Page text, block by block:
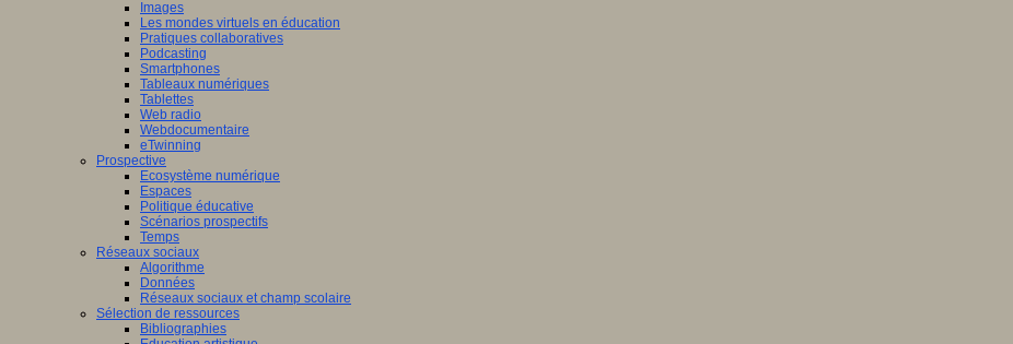
Images
Les mondes virtuels en éducation
Pratiques collaboratives
Podcasting
Smartphones
Tableaux numériques
Tablettes
Web radio
Webdocumentaire
eTwinning
Prospective
Ecosystème numérique
Espaces
Politique éducative
Scénarios prospectifs
Temps
Réseaux sociaux
Algorithme
Données
Réseaux sociaux et champ scolaire
Sélection de ressources
Bibliographies